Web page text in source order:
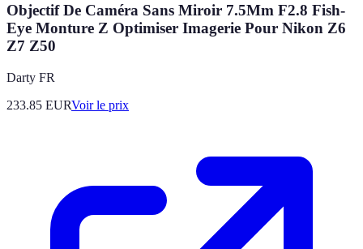
Objectif De Caméra Sans Miroir 7.5Mm F2.8 Fish-
Eye Monture Z Optimiser Imagerie Pour Nikon Z6
Z7 Z50
Darty FR
233.85 EURVoir le prix